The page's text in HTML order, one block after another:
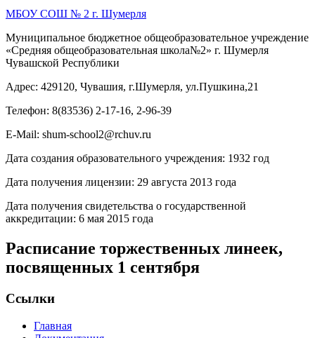
МБОУ СОШ № 2 г. Шумерля
Муниципальное бюджетное общеобразовательное учреждение
«Средняя общеобразовательная школа№2» г. Шумерля
Чувашской Республики
Адрес: 429120, Чувашия, г.Шумерля, ул.Пушкина,21
Телефон: 8(83536) 2-17-16, 2-96-39
E-Mail: shum-school2@rchuv.ru
Дата создания образовательного учреждения: 1932 год
Дата получения лицензии: 29 августа 2013 года
Дата получения свидетельства о государственной
аккредитации: 6 мая 2015 года
Расписание торжественных линеек,
посвященных 1 сентября
Ссылки
Главная